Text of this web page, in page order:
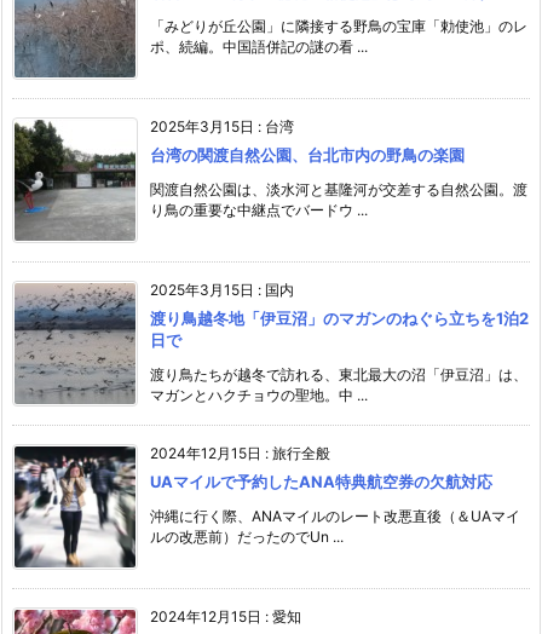
「みどりが丘公園」に隣接する野鳥の宝庫「勅使池」のレ
ポ、続編。中国語併記の謎の看 ...
2025年3月15日 : 台湾
台湾の関渡自然公園、台北市内の野鳥の楽園
関渡自然公園は、淡水河と基隆河が交差する自然公園。渡
り鳥の重要な中継点でバードウ ...
2025年3月15日 : 国内
渡り鳥越冬地「伊豆沼」のマガンのねぐら立ちを1泊2
日で
渡り鳥たちが越冬で訪れる、東北最大の沼「伊豆沼」は、
マガンとハクチョウの聖地。中 ...
2024年12月15日 : 旅行全般
UAマイルで予約したANA特典航空券の欠航対応
沖縄に行く際、ANAマイルのレート改悪直後（＆UAマイ
ルの改悪前）だったのでUn ...
2024年12月15日 : 愛知